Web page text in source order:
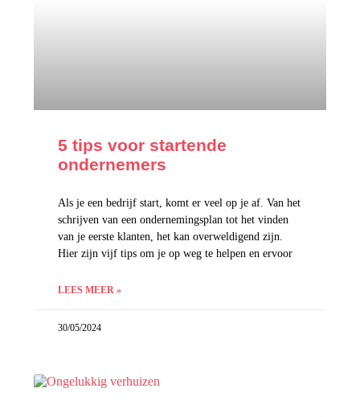
5 tips voor startende
ondernemers
Als je een bedrijf start, komt er veel op je af. Van het
schrijven van een ondernemingsplan tot het vinden
van je eerste klanten, het kan overweldigend zijn.
Hier zijn vijf tips om je op weg te helpen en ervoor
LEES MEER »
30/05/2024